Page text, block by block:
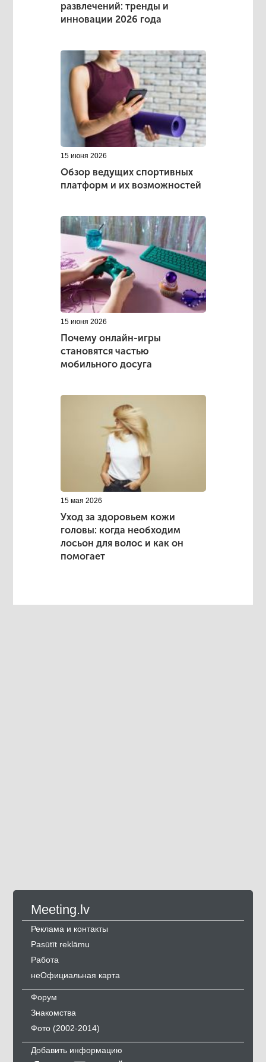
развлечений: тренды и
инновации 2026 года
15 июня 2026
Обзор ведущих спортивных
платформ и их возможностей
15 июня 2026
Почему онлайн-игры
становятся частью
мобильного досуга
15 мая 2026
Уход за здоровьем кожи
головы: когда необходим
лосьон для волос и как он
помогает
Meeting.lv
Реклама и контакты
Pasūtīt reklāmu
Работа
неОфициальная карта
Форум
Знакомства
Фото (2002-2014)
Добавить информацию